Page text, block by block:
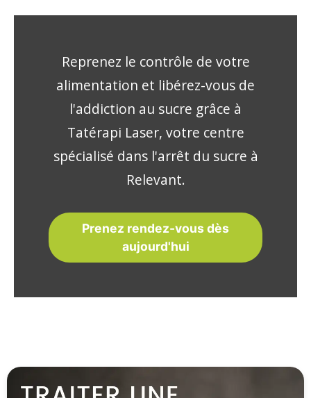
Reprenez le contrôle de votre
alimentation et libérez-vous de
l'addiction au sucre grâce à
Tatérapi Laser, votre centre
spécialisé dans l'arrêt du sucre à
Relevant.
Prenez rendez-vous dès
aujourd'hui